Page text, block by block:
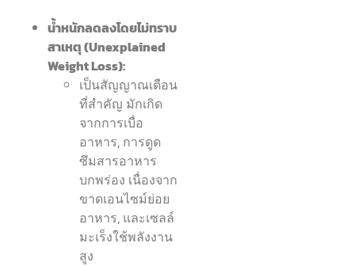
น้ำหนักลดลงโดยไม่ทราบ
สาเหตุ (Unexplained
Weight Loss):
เป็นสัญญาณเตือน
ที่สำคัญ มักเกิด
จากการเบื่อ
อาหาร, การดูด
ซึมสารอาหาร
บกพร่อง เนื่องจาก
ขาดเอนไซม์ย่อย
อาหาร, และเซลล์
มะเร็งใช้พลังงาน
สูง